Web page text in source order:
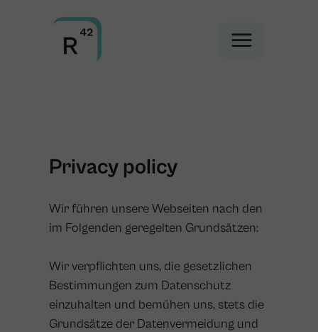
Privacy policy
Wir führen unsere Webseiten nach den
im Folgenden geregelten Grundsätzen:
Wir verpflichten uns, die gesetzlichen
Bestimmungen zum Datenschutz
einzuhalten und bemühen uns, stets die
Grundsätze der Datenvermeidung und